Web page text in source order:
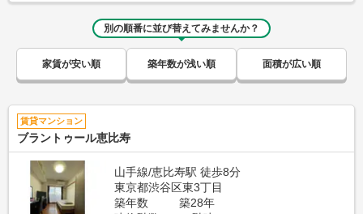
別の順番に並び替えてみませんか？
家賃が安い順 築年数が浅い順 面積が広い順
賃貸マンション
ブラントゥール恵比寿
山手線/恵比寿駅 徒歩8分
東京都渋谷区東3丁目
築年数
築28年